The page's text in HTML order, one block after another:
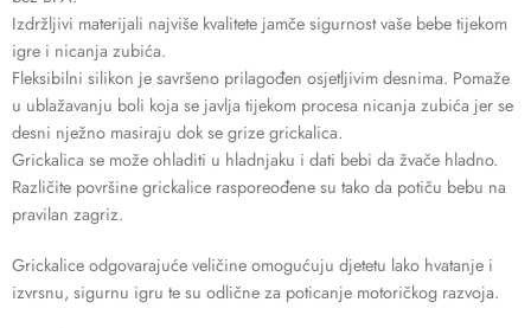
Izdržljivi materijali najviše kvalitete jamče sigurnost vaše bebe tijekom
igre i nicanja zubića.
Fleksibilni silikon je savršeno prilagođen osjetljivim desnima. Pomaže
u ublažavanju boli koja se javlja tijekom procesa nicanja zubića jer se
desni nježno masiraju dok se grize grickalica.
Grickalica se može ohladiti u hladnjaku i dati bebi da žvače hladno.
Različite površine grickalice rasporeođene su tako da potiču bebu na
pravilan zagriz.
Grickalice odgovarajuće veličine omogućuju djetetu lako hvatanje i
izvrsnu, sigurnu igru te su odlične za poticanje motoričkog razvoja.